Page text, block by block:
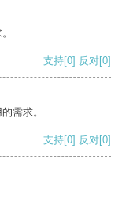
支持[0] 反对[0]
需求。
支持[0] 反对[0]